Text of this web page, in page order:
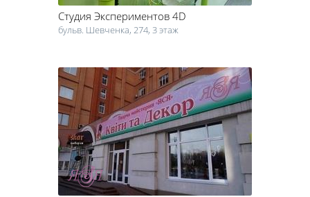
Студия Экспериментов 4D
бульв. Шевченка, 274, 3 этаж